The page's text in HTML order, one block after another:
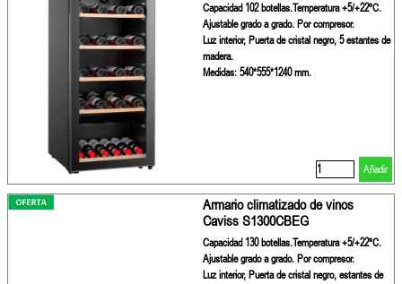
Capacidad 102 botellas.Temperatura +5/+22ºC.
Ajustable grado a grado. Por compresor.
Luz interior, Puerta de cristal negro, 5 estantes de
madera.
Medidas: 540*555*1240 mm.
Añadir
Armario climatizado de vinos
Caviss S1300CBEG
Capacidad 130 botellas.Temperatura +5/+22ºC.
Ajustable grado a grado. Por compresor.
Luz interior, Puerta de cristal negro, estantes de